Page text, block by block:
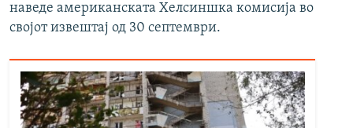
наведе американската Хелсиншка комисија во
својот извештај од 30 септември.